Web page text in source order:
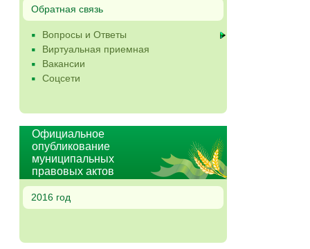
Обратная связь
Вопросы и Ответы
Виртуальная приемная
Вакансии
Соцсети
Официальное
опубликование
муниципальных
правовых актов
2016 год